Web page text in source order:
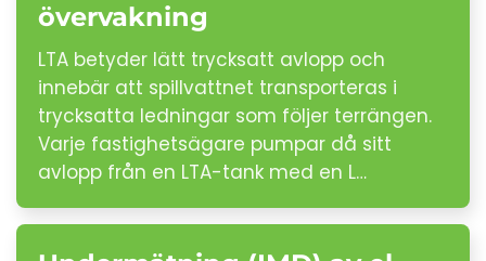
övervakning
LTA betyder lätt trycksatt avlopp och
innebär att spillvattnet transporteras i
trycksatta ledningar som följer terrängen.
Varje fastighetsägare pumpar då sitt
avlopp från en LTA-tank med en L…